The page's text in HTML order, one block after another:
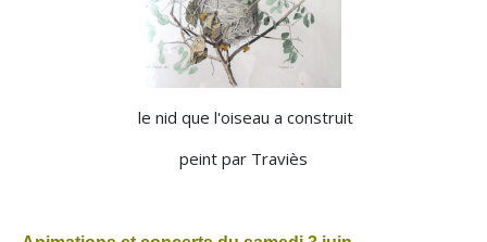
le nid que l'oiseau a construit
peint par Traviès